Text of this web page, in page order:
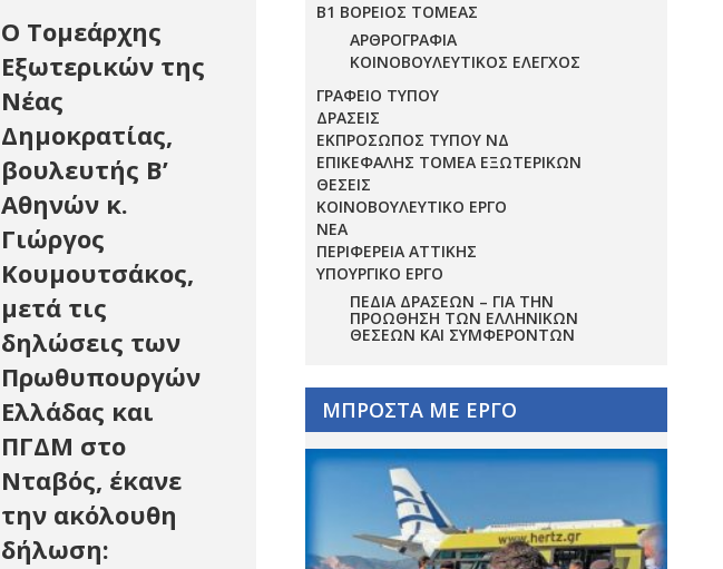
Ο Τομεάρχης
Εξωτερικών της
Νέας
Δημοκρατίας,
βουλευτής Β’
Αθηνών κ.
Γιώργος
Κουμουτσάκος,
μετά τις
δηλώσεις των
Πρωθυπουργών
Ελλάδας και
ΠΓΔΜ στο
Νταβός, έκανε
την ακόλουθη
δήλωση:
Β1 ΒΟΡΕΙΟΣ ΤΟΜΕΑΣ
ΑΡΘΡΟΓΡΑΦΙΑ
ΚΟΙΝΟΒΟΥΛΕΥΤΙΚΟΣ ΕΛΕΓΧΟΣ
ΓΡΑΦΕΙΟ ΤΥΠΟΥ
ΔΡΑΣΕΙΣ
ΕΚΠΡΟΣΩΠΟΣ ΤΥΠΟΥ ΝΔ
ΕΠΙΚΕΦΑΛΗΣ ΤΟΜΕΑ ΕΞΩΤΕΡΙΚΩΝ
ΘΕΣΕΙΣ
ΚΟΙΝΟΒΟΥΛΕΥΤΙΚΟ ΕΡΓΟ
ΝΕΑ
ΠΕΡΙΦΕΡΕΙΑ ΑΤΤΙΚΗΣ
ΥΠΟΥΡΓΙΚΟ ΕΡΓΟ
ΠΕΔΊΑ ΔΡΆΣΕΩΝ – ΓΙΑ ΤΗΝ
ΠΡΟΏΘΗΣΗ ΤΩΝ ΕΛΛΗΝΙΚΏΝ
ΘΈΣΕΩΝ ΚΑΙ ΣΥΜΦΕΡΌΝΤΩΝ
ΜΠΡΟΣΤΑ ΜΕ ΕΡΓΟ